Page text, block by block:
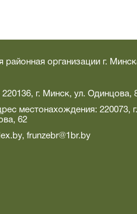
организации г.
г. Минск, ул. Одинцова,
местонахождения: 220073, г.
62
,frunzebr@1br.by